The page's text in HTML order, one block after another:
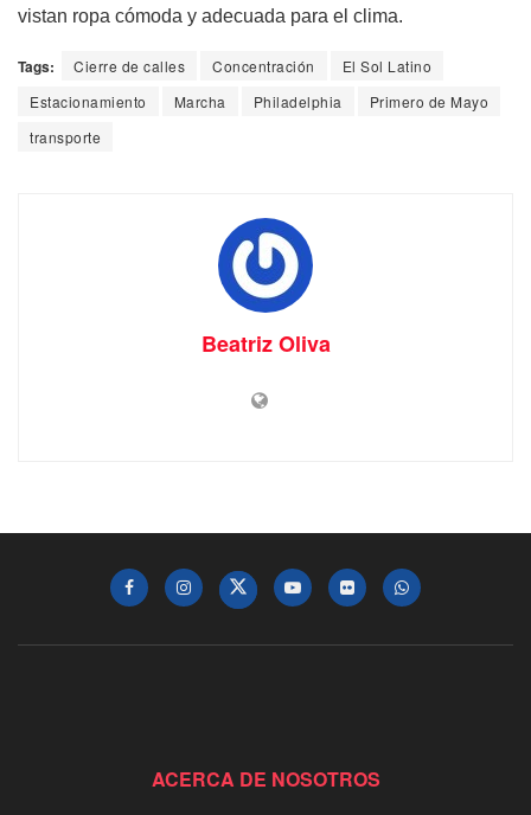
vistan ropa cómoda y adecuada para el clima.
Tags: Cierre de calles Concentración
El Sol Latino
Estacionamiento
Marcha Philadelphia
Primero de Mayo
transporte
Beatriz Oliva
ACERCA DE NOSOTROS